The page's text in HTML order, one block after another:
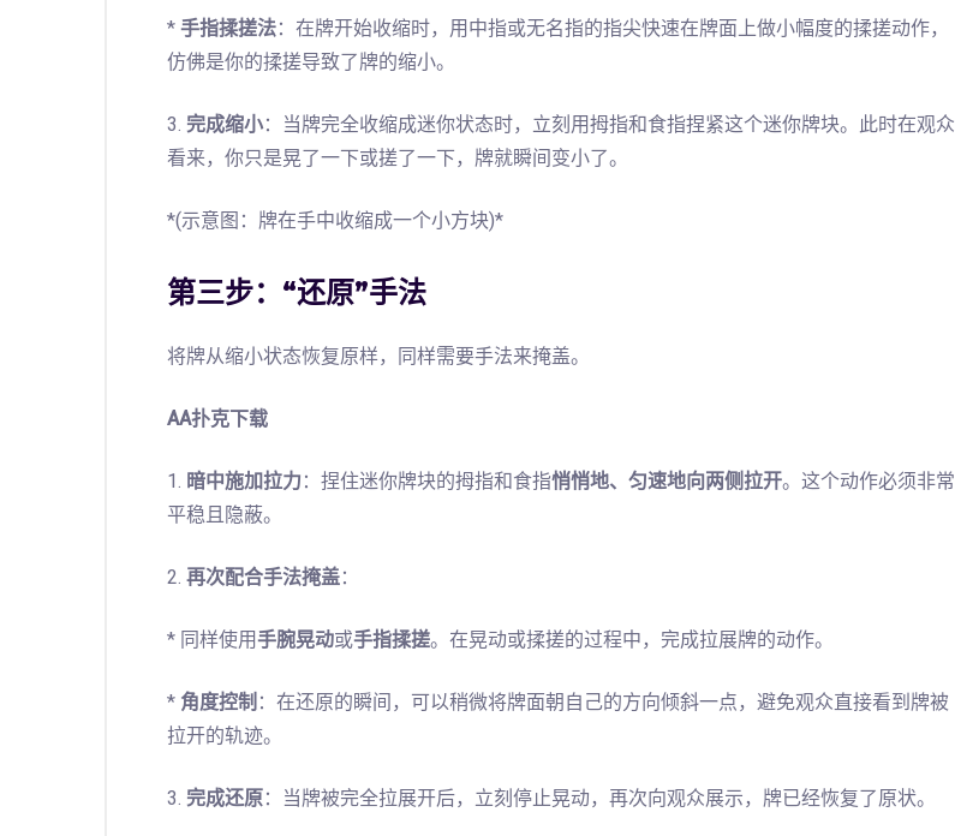
*手指揉搓法：在牌开始收缩时，用中指或无名指的指尖快速在牌面上做小幅度的揉搓动作，
仿佛是你的揉搓导致了牌的缩小。
3. 完成缩小：当牌完全收缩成迷你状态时，立刻用拇指和食指捏紧这个迷你牌块。此时在观众
看来，你只是晃了一下或搓了一下，牌就瞬间变小了。
*(示意图：牌在手中收缩成一个小方块)*
第三步：“还原”手法
将牌从缩小状态恢复原样，同样需要手法来掩盖。
AA扑克下载
1. 暗中施加拉力：捏住迷你牌块的拇指和食指悄悄地、匀速地向两侧拉开。这个动作必须非常
平稳且隐蔽。
2. 再次配合手法掩盖：
* 同样使用手腕晃动或手指揉搓。在晃动或揉搓的过程中，完成拉展牌的动作。
* 角度控制：在还原的瞬间，可以稍微将牌面朝自己的方向倾斜一点，避免观众直接看到牌被
拉开的轨迹。
3. 完成还原：当牌被完全拉展开后，立刻停止晃动，再次向观众展示，牌已经恢复了原状。